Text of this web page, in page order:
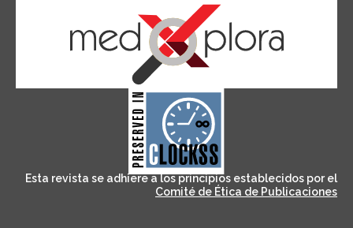
CLOCKSS is a dak archive that
ensures the long-term survival
of web-based scholary
publications, governed by and for
its stakeholders.
Esta revista se adhiere a los principios establecidos por el
Comité de Ética de Publicaciones